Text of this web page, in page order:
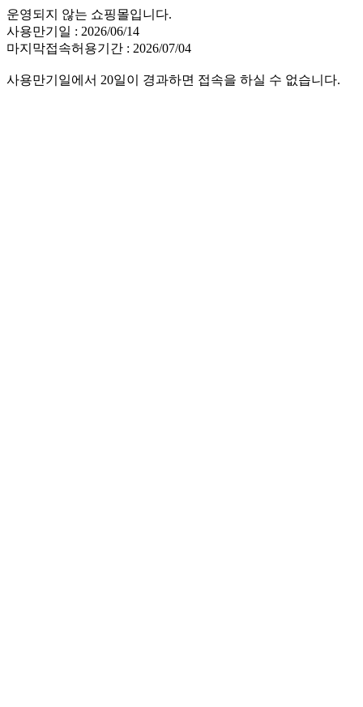
운영되지 않는 쇼핑몰입니다.
사용만기일 : 2026/06/14
마지막접속허용기간 : 2026/07/04
사용만기일에서 20일이 경과하면 접속을 하실 수 없습니다.